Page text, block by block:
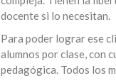
docente si lo necesitan.
Para poder lograr ese
alumnos por clase, con
pedagógica. Todos los